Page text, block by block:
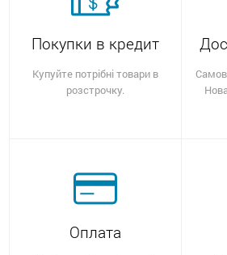
Покупки в кредит
Купуйте потрібні товари в
розстрочку.
Оплата